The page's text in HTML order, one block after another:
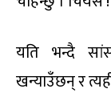
यति भन्दै
खन्याउँछन् र